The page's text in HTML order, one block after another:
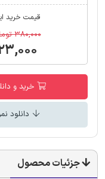
قیمت خرید
۳۸۰,۰۰۰ تومان
خرید و
دانلود
جزئیات محصول